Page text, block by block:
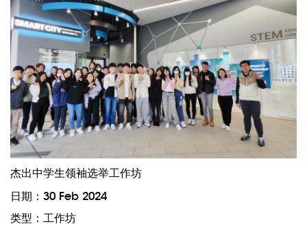
杰出中学生领袖选举工作坊
日期：30 Feb 2024
类型：工作坊